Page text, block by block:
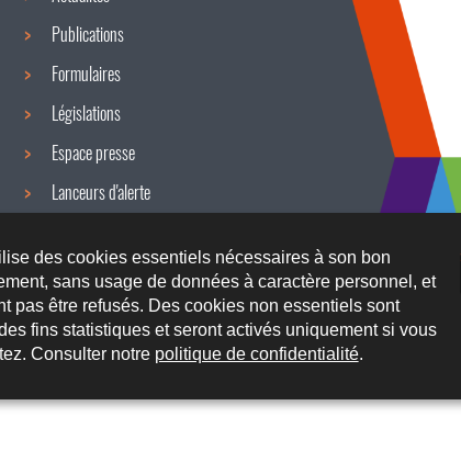
des cookies essentiels nécessaires à son bon
sans usage de données à caractère personnel, et
pas être refusés. Des cookies non essentiels sont
fins statistiques et seront activés uniquement si vous
Consulter notre politique de confidentialité.
Publications
Formulaires
Législations
Espace presse
Lanceurs d'alerte
Accessibilité Aspects légaux Protection des données